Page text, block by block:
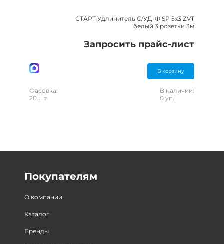
СТАРТ Удлинитель С/УД-Ф SP 5x3 ZVT
белый 3 розетки 3м
Запросить прайс-лист
В корзину
Фасовка:
20 шт
В наличии:
0 уп.
Покупателям
О компании
Каталог
Бренды